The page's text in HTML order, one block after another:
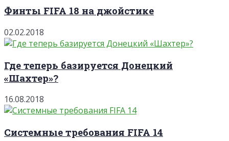
Финты FIFA 18 на джойстике
02.02.2018
Где теперь базируется Донецкий
«Шахтер»?
16.08.2018
Системные требования FIFA 14